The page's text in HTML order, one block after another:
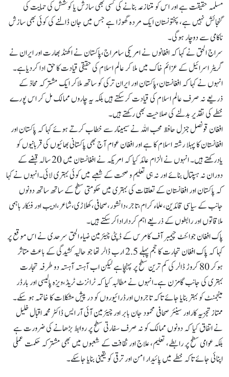
مسلمہ حقیقت ہے اور اس کو متنازعہ بنانے کی کسی بھی سازش یا کوشش کی حمایت کی
گنجائش نہیں ہے، پختونستان ایک مردہ گھوڑا ہے جس میں جان ڈالنے کی کوئی بھی سازش
ناکامی سے دوچار ہوگی۔
سراج الحق نے کہا کہ افغانوں نے امریکی سامراج،پاکستان نے اکھنڈ بھارت اور ایران نے
گریٹر اسرائیل کے عزائم خاک میں ملا کر عالم اسلام کی حقیقی قیادت کا حق ادا کردیاہے۔
انہوں نے کہا کہ افغانستان،پاکستان اور ایران ترکی کو ساتھ ملاکر ایک مشترکہ محاذ کے
ذریعے نہ صرف عالم اسلام کی قیادت کرسکتے ہیں بلکہ یہ چاروں ممالک مل کر اس پورے
خطے کی تقدیر بدلنے کی صلاحیت بھی رکھتے ہیں۔
افغان قونصل جنرل حافظ محب اللہ نے سیمینار سے خطاب کرتے ہوئے کہا کہ پاکستان اور
افغانستان کا پہلا رشتہ اسلام کا ہے اور افغان عوام آج بھی پاکستانی بھائیوں کی قربانیوں کو
یادرکھتے ہیں۔ انہوں نے الزام عائد کیا کہ امریکہ نے افغانستان میں 20 سالہ قبضے کے
دوران نہ ہسپتال بنائے اور نہ ہی تعلیم و صحت کے شعبے میں کوئی بہتری لائی۔انہوں نے کہا
کہ پاکستان اور افغانستان کے تعلقات کی بہتری میں حکومتی سطح کے ساتھ ساتھ دونوں
جانب کے سیاسی قائدین،علماء کرام،تاجر،دانشور،صحافی،کھلاڑی،شاعر،ادیب اور فنکار باہمی
ملاقاتوں اور رابطوں کے ذریعے اہم کرداراداکرسکتے ہیں۔
پاک افغان جوائنٹ چیمبر آف کامرس کے ڈپٹی چیئرمین ضیاء الحق سرحدی نے اس موقع پر
کہا کہ پاک افغان تجارت کا حجم پہلے 2.5 ارب ڈالر تھا جو حالیہ کشیدگی کے باعث متاثر
ہوکر 80 کروڑ ڈالر کی کم ترین سطح پر پہنچاہے لیکن اب آہستہ آہستہ دو طرفہ تجارت
بہتری کی جانب گامزن ہے۔انہوں نے مطالبہ کیا کہ ٹرانزٹ ٹریڈ،ویزہ پالیسی اور بارڈر
مینجمنٹ کو بہتر بنایا جائے تاکہ تاجروں اورڈرائیوروں کو در پیش مشکلات کا خاتمہ ہو سکے۔
ممتاز تجزیہ کاراور سینئر صحافی محمود جان بابر اور چیئرمین آئی آر ایس ڈاکٹر محمد اقبال خلیل
نے اتفاق کیا کہ دونوں ممالک کو نہ صرف سفارتی سطح پر روابط بڑھانے کی ضرورت ہے
بلکہ عوامی سطح پر رابطے، تعلیم، علاج اور ثقافت کے شعبوں میں بھی مشترکہ حکمت عملی
اپنائی جائے تاکہ خطے میں پائیدار امن اور ترقی کو یقینی بنایا جاسکے۔